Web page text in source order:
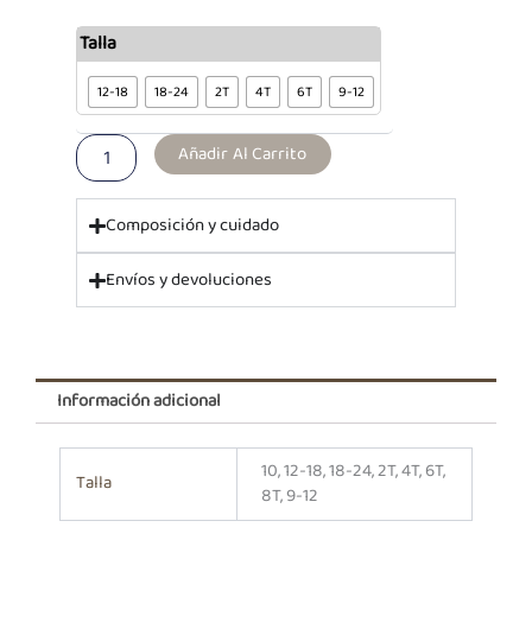
Talla
12-18 18-24 2T 4T 6T 9-12
Polo
ML
Sandra
Rosado
cantidad
Añadir Al Carrito
Composición y cuidado
Envíos y devoluciones
Información adicional
Talla
10, 12-18, 18-24, 2T, 4T, 6T,
8T, 9-12